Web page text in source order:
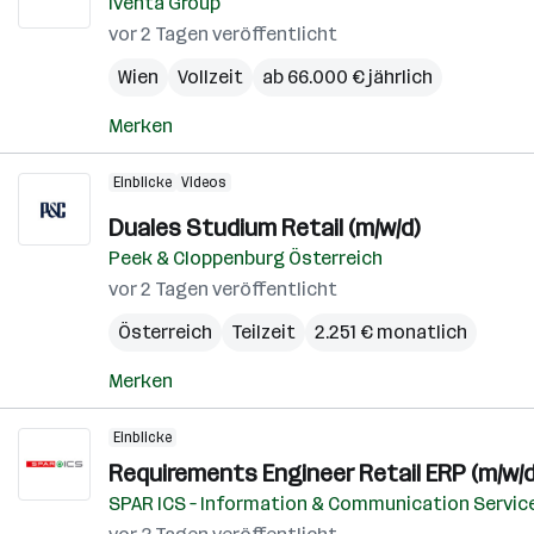
vor 2 Tagen veröffentlicht
Wien
Vollzeit ab 66.000 € jährlich
Merken
Einblicke Videos
Duales Studium Retail (m/w/d)
Peek & Cloppenburg Österreich
vor 2 Tagen veröffentlicht
Österreich
Teilzeit 2.251 € monatlich
Merken
Einblicke
Requirements Engineer Retail ERP (m/w/
SPAR ICS – Information & Communication